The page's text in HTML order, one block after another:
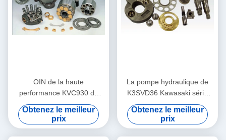
OIN de la haute
performance KVC930 de
KVC932 Kawasaki Hydraulic
Pump Parts Kvc 925
Obtenez le meilleur
prix
La pompe hydraulique de
K3SVD36 Kawasaki série
partie/de la guide de ressort
roulement à billes K3V
Obtenez le meilleur
prix